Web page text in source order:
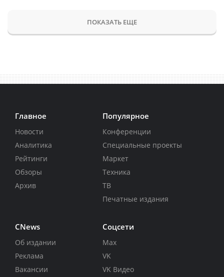
ПОКАЗАТЬ ЕЩЕ
Главное
Новости
Аналитика
Рейтинги
Обзоры
Архив
Популярное
Конференции
Специальные проекты
Маркет
Техника
ТВ
Печатные издания
CNews
Об издании
Реклама
Вакансии
Соцсети
Max
VK
VK Видео